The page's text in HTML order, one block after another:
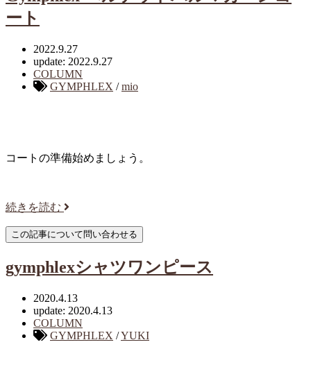
ート
2022.9.27
update: 2022.9.27
COLUMN
GYMPHLEX /mio
コートの準備始めましょう。
続きを読む
gymphlexシャツワンピース
2020.4.13
update: 2020.4.13
COLUMN
GYMPHLEX /YUKI